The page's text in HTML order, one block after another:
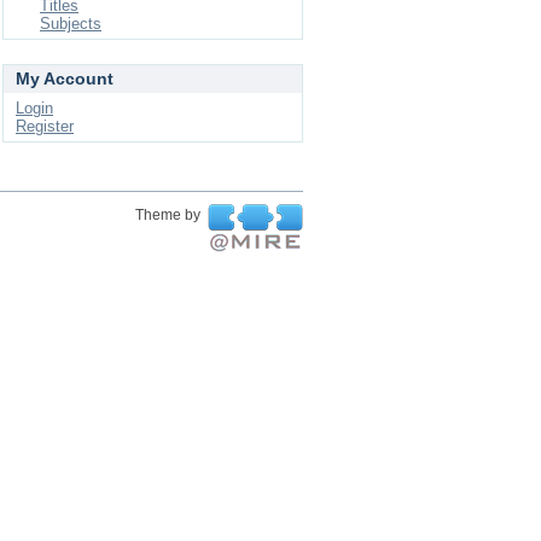
Titles
Subjects
My Account
Login
Register
Theme by